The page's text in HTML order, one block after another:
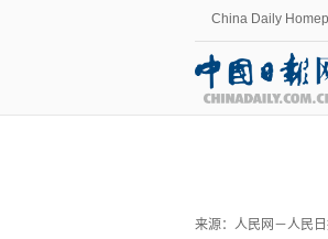
China Daily
来源：人民网－人民